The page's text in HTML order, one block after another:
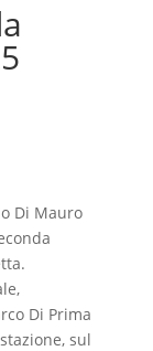
Di Mauro
Di Prima
sul